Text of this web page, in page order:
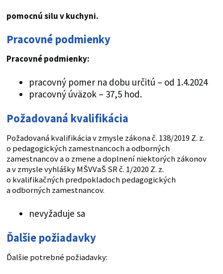
pomocnú silu v kuchyni.
Pracovné podmienky
Pracovné podmienky:
pracovný pomer na dobu určitú – od 1.4.2024
pracovný úväzok – 37,5 hod.
Požadovaná kvalifikácia
Požadovaná kvalifikácia v zmysle zákona č. 138/2019 Z. z.
o pedagogických zamestnancoch a odborných
zamestnancov a o zmene a doplnení niektorých zákonov
a v zmysle vyhlášky MŠVVaŠ SR č. 1/2020 Z. z.
o kvalifikačných predpokladoch pedagogických
a odborných zamestnancov.
nevyžaduje sa
Ďalšie požiadavky
Ďalšie potrebné požiadavky: